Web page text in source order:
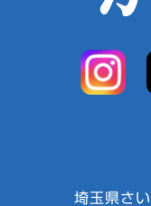
埼玉県さ